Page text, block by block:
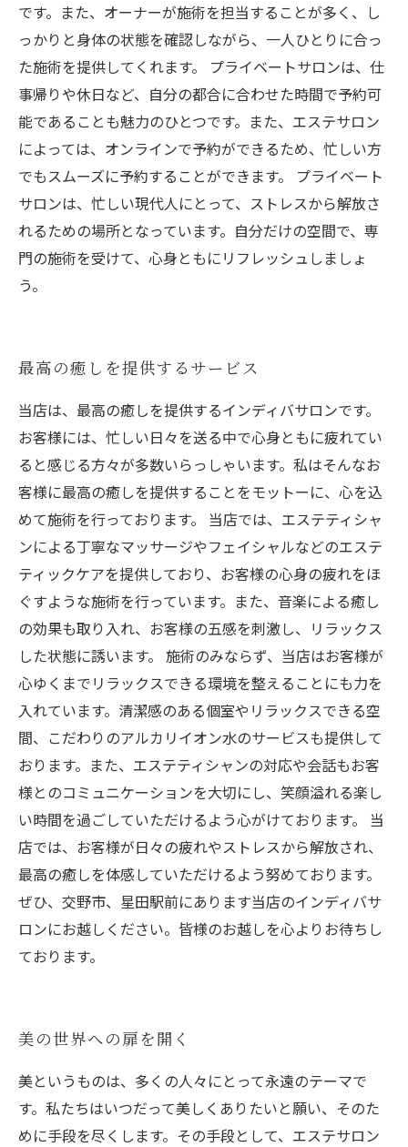
です。また、オーナーが施術を担当することが多く、し
っかりと身体の状態を確認しながら、一人ひとりに合っ
た施術を提供してくれます。 プライベートサロンは、仕
事帰りや休日など、自分の都合に合わせた時間で予約可
能であることも魅力のひとつです。また、エステサロン
によっては、オンラインで予約ができるため、忙しい方
でもスムーズに予約することができます。 プライベート
サロンは、忙しい現代人にとって、ストレスから解放さ
れるための場所となっています。自分だけの空間で、専
門の施術を受けて、心身ともにリフレッシュしましょ
う。
最高の癒しを提供するサービス
当店は、最高の癒しを提供するインディバサロンです。
お客様には、忙しい日々を送る中で心身ともに疲れてい
ると感じる方々が多数いらっしゃいます。私はそんなお
客様に最高の癒しを提供することをモットーに、心を込
めて施術を行っております。 当店では、エステティシャ
ンによる丁寧なマッサージやフェイシャルなどのエステ
ティックケアを提供しており、お客様の心身の疲れをほ
ぐすような施術を行っています。また、音楽による癒し
の効果も取り入れ、お客様の五感を刺激し、リラックス
した状態に誘います。 施術のみならず、当店はお客様が
心ゆくまでリラックスできる環境を整えることにも力を
入れています。清潔感のある個室やリラックスできる空
間、こだわりのアルカリイオン水のサービスも提供して
おります。また、エステティシャンの対応や会話もお客
様とのコミュニケーションを大切にし、笑顔溢れる楽し
い時間を過ごしていただけるよう心がけております。 当
店では、お客様が日々の疲れやストレスから解放され、
最高の癒しを体感していただけるよう努めております。
ぜひ、交野市、星田駅前にあります当店のインディバサ
ロンにお越しください。皆様のお越しを心よりお待ちし
ております。
美の世界への扉を開く
美というものは、多くの人々にとって永遠のテーマで
す。私たちはいつだって美しくありたいと願い、そのた
めに手段を尽くします。その手段として、エステサロン